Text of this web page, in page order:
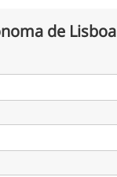
de Lisboa